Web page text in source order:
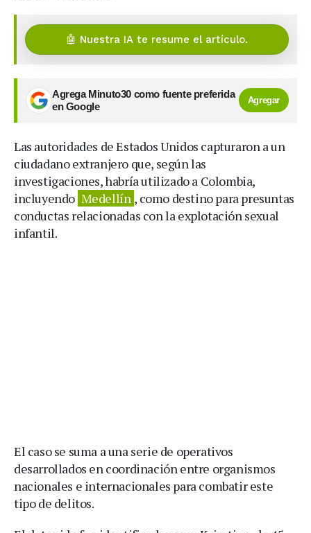
🤖 Nuestra IA te resume el artículo.
Agrega Minuto30 como fuente preferida
en Google
Agregar
Las autoridades de Estados Unidos capturaron a un
ciudadano extranjero que, según las
investigaciones, habría utilizado a Colombia,
incluyendo Medellín , como destino para presuntas
conductas relacionadas con la explotación sexual
infantil.
El caso se suma a una serie de operativos
desarrollados en coordinación entre organismos
nacionales e internacionales para combatir este
tipo de delitos.